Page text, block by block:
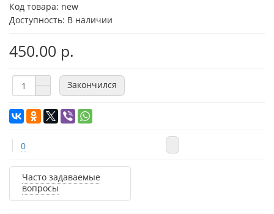
Код товара: new
Доступность: В наличии
450.00 р.
Закончился
0
Часто задаваемые
вопросы